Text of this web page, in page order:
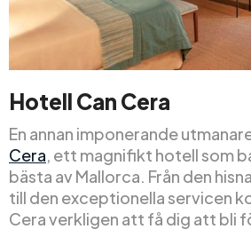
Hotell Can Cera
En annan imponerande
Cera, ett magnifikt hotell som
bästa av Mallorca. Från den
till den exceptionella servicen
Cera verkligen att få dig att bli